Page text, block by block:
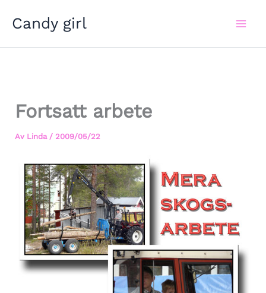
Candy girl
Fortsatt arbete
Av Linda / 2009/05/22